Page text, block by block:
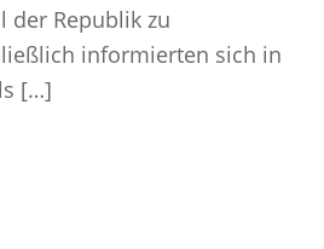
der Republik zu
informierten sich in
[…]